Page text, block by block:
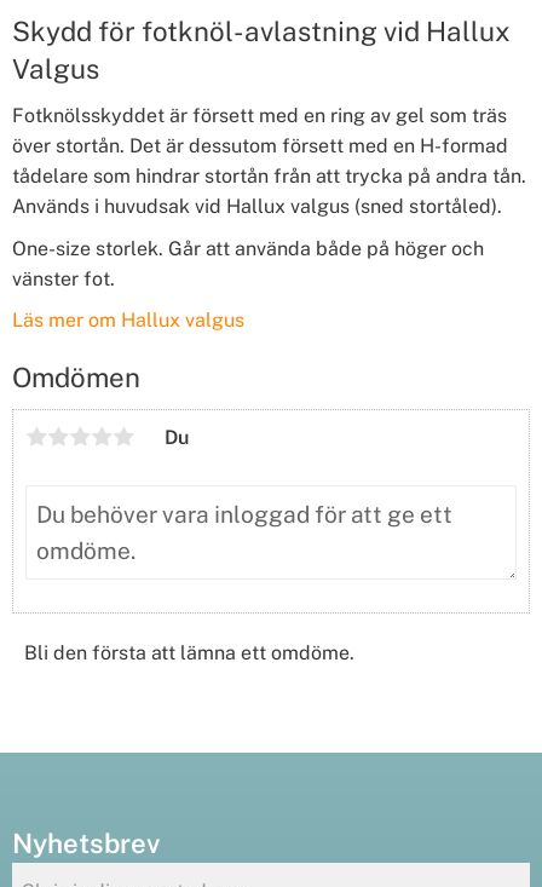
Skydd för fotknöl- avlastning vid Hallux
Valgus
Fotknölsskyddet är försett med en ring av gel som träs
över stortån. Det är dessutom försett med en H-formad
tådelare som hindrar stortån från att trycka på andra tån.
Används i huvudsak vid Hallux valgus (sned stortåled).
One-size storlek. Går att använda både på höger och
vänster fot.
Läs mer om Hallux valgus
Omdömen
Du
Bli den första att lämna ett omdöme.
Nyhetsbrev